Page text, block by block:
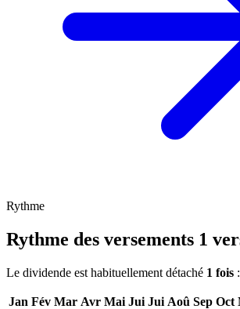
Rythme
Rythme des versements 1
Le dividende est habituellement détaché 1 fois
Jan Fév Mar Avr Mai Jui Jui Aoû Sep Oct